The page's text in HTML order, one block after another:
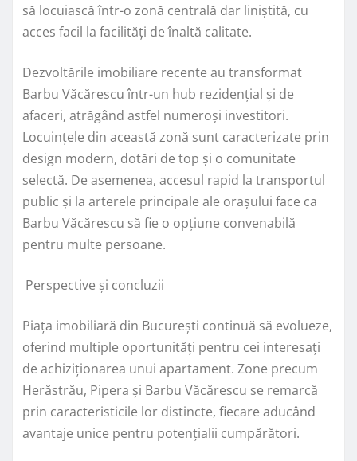
să locuiască într-o zonă centrală dar liniștită, cu
acces facil la facilități de înaltă calitate.
Dezvoltările imobiliare recente au transformat
Barbu Văcărescu într-un hub rezidențial și de
afaceri, atrăgând astfel numeroși investitori.
Locuințele din această zonă sunt caracterizate prin
design modern, dotări de top și o comunitate
selectă. De asemenea, accesul rapid la transportul
public și la arterele principale ale orașului face ca
Barbu Văcărescu să fie o opțiune convenabilă
pentru multe persoane.
Perspective și concluzii
Piața imobiliară din București continuă să evolueze,
oferind multiple oportunități pentru cei interesați
de achiziționarea unui apartament. Zone precum
Herăstrău, Pipera și Barbu Văcărescu se remarcă
prin caracteristicile lor distincte, fiecare aducând
avantaje unice pentru potențialii cumpărători.